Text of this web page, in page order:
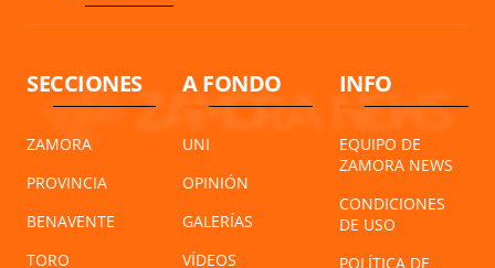
SECCIONES
ZAMORA
PROVINCIA
BENAVENTE
TORO
A FONDO
UNI
OPINIÓN
GALERÍAS
VÍDEOS
INFO
EQUIPO DE
ZAMORA NEWS
CONDICIONES
DE USO
POLÍTICA DE